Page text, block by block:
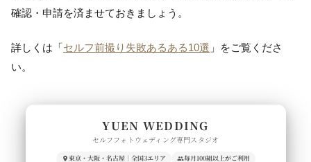
確認・申請を済ませておきましょう。
詳しくは「セルフ前撮り失敗あるある10選 」をご覧くださ
い。
YUEN WEDDING
セルフフォトウェディング専門スタジオ
東京・大阪・名古屋｜全国3エリア
毎月100組以上がご利用